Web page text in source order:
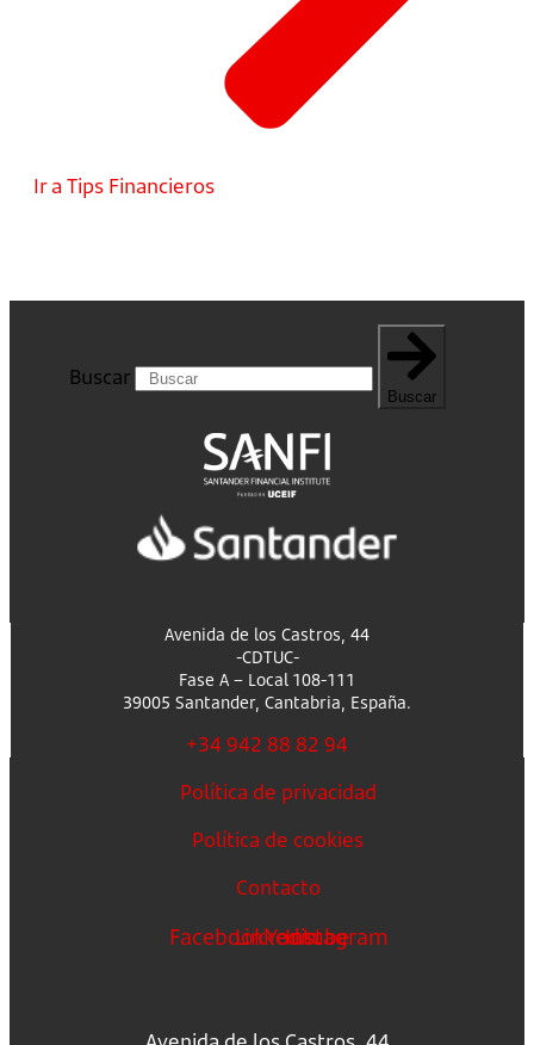
Ir a Tips Financieros
Buscar
Buscar
Avenida de los Castros, 44
-CDTUC-
Fase A – Local 108-111
39005 Santander, Cantabria, España.
+34 942 88 82 94
Política de privacidad
Política de cookies
Contacto
FacebookLinkedin
Youtube
Instagram